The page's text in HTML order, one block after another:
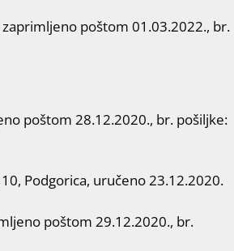
zaprimljeno poštom 01.03.2022., br.
poštom 28.12.2020., br. pošiljke:
10, Podgorica, uručeno 23.12.2020.
poštom 29.12.2020., br.